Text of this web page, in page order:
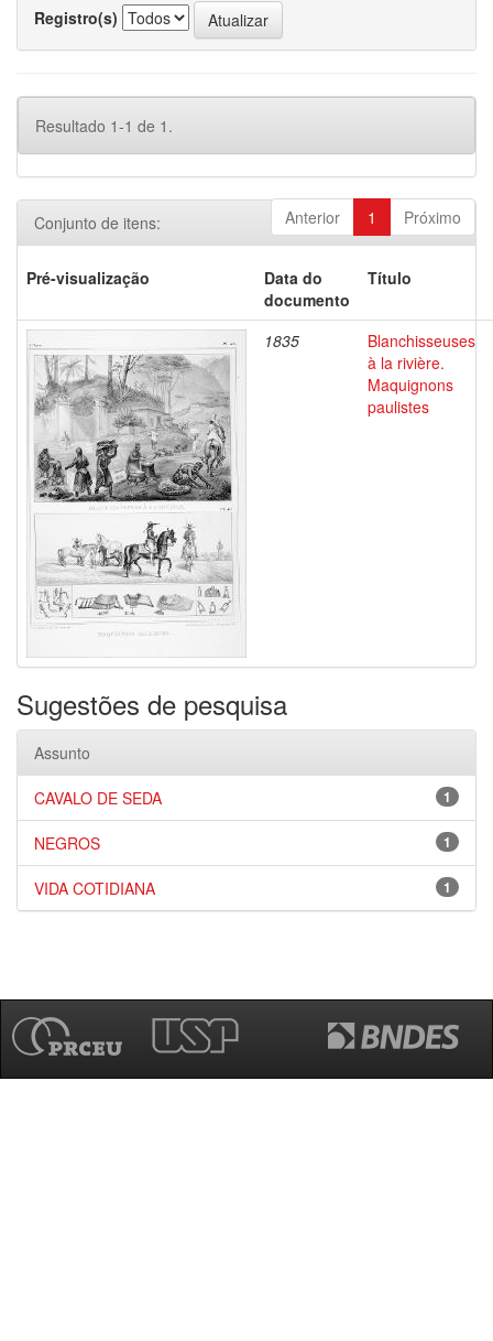
Registro(s)
Resultado 1-1 de 1.
Anterior 1 Próximo
Conjunto de itens:
Pré-visualização
Data do
documento
Título
1835
Blanchisseuses
à la rivière.
Maquignons
paulistes
Sugestões de pesquisa
Assunto
1
CAVALO DE SEDA
1
NEGROS
1
VIDA COTIDIANA